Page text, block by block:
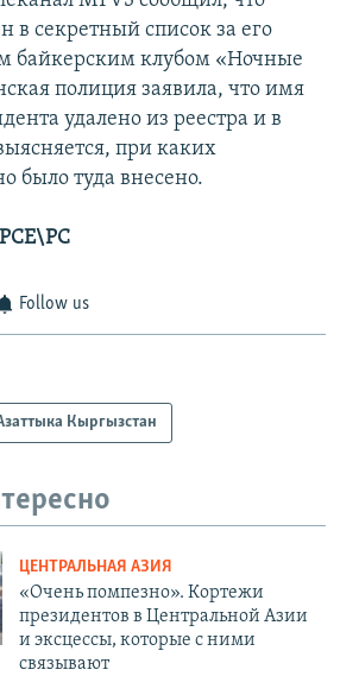
в секретный список за его
байкерским клубом «Ночные
полиция заявила, что имя
удалено из реестра и в
при каких
было туда внесено.
РСЕ\РС
Follow us
Кыргызстан
ЦЕНТРАЛЬНАЯ АЗИЯ
«Очень помпезно». Кортежи
президентов в Центральной Азии
и эксцессы, которые с ними
связывают